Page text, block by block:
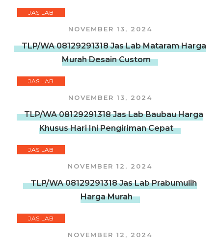
JAS LAB
NOVEMBER 13, 2024
TLP/WA 08129291318 Jas Lab Mataram Harga
Murah Desain Custom
JAS LAB
NOVEMBER 13, 2024
TLP/WA 08129291318 Jas Lab Baubau Harga
Khusus Hari Ini Pengiriman Cepat
JAS LAB
NOVEMBER 12, 2024
TLP/WA 08129291318 Jas Lab Prabumulih
Harga Murah
JAS LAB
NOVEMBER 12, 2024